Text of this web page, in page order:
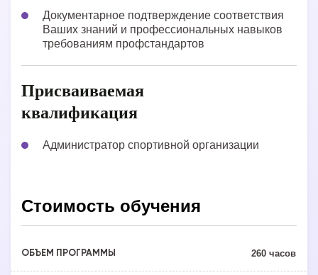
Документарное подтверждение соответствия
Ваших знаний и профессиональных навыков
требованиям профстандартов
Присваиваемая
квалификация
Администратор спортивной организации
Стоимость обучения
260 часов